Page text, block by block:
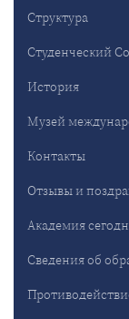
Структура
Студенческий
История
Музей
Контакты
Отзывы и
Академия
Сведения об